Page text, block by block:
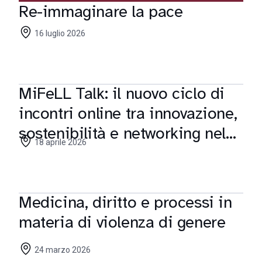
Re-immaginare la pace
16 luglio 2026
MiFeLL Talk: il nuovo ciclo di
incontri online tra innovazione,
sostenibilità e networking nel
fashion & luxury
18 aprile 2026
Medicina, diritto e processi in
materia di violenza di genere
24 marzo 2026